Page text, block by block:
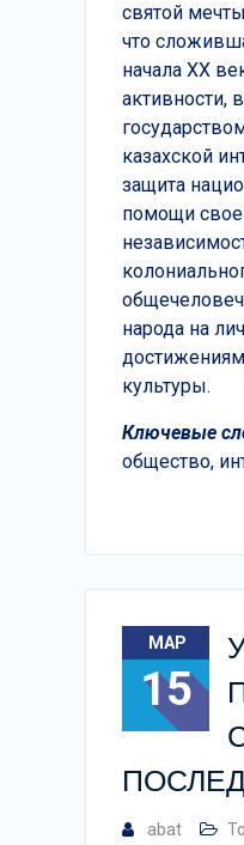
святой
что
начала XX
активности,
казахской
защита
помощи
народа на
культуры.
Ключевые
общество,
МАР
15
abat